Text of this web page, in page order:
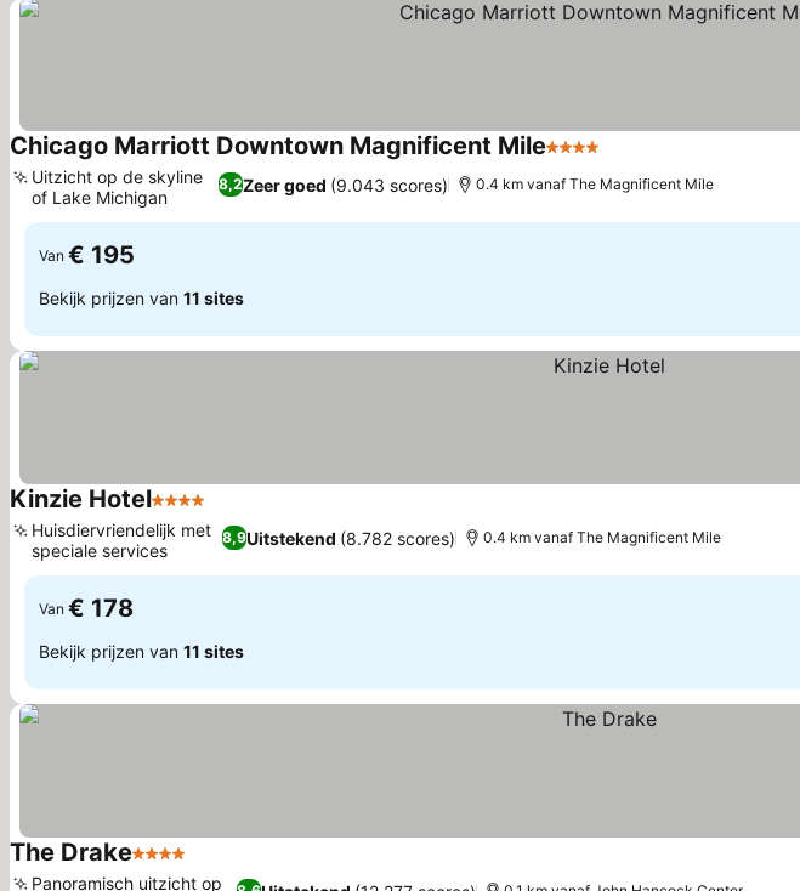
Chicago Marriott Downtown Magnificent Mile4 Sterren
8,2Zeer goed (9.043 scores)
Uitzicht op de skyline
of Lake Michigan
0.4 km vanaf The Magnificent Mile
Van € 195
Bekijk prijzen van 11 sites
Kinzie Hotel4 Sterren
8,9Uitstekend (8.782 scores)
Huisdiervriendelijk met
speciale services
0.4 km vanaf The Magnificent Mile
Van € 178
Bekijk prijzen van 11 sites
The Drake4 Sterren
Panoramisch uitzicht op